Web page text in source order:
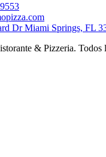
Dr Miami Springs, FL
& Pizzeria. Todos